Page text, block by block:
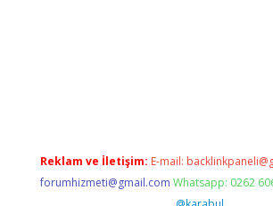
Reklam ve İletişim: E-mail:
forumhizmeti@gmail.com Whatsapp: 0262